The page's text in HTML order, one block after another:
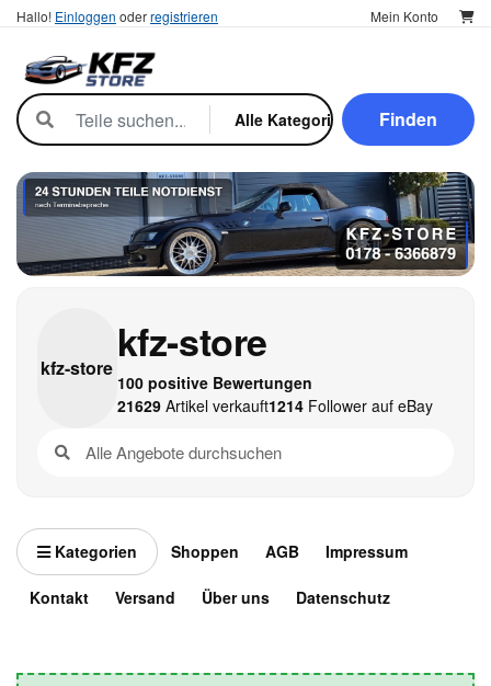
Hallo! Einloggen oderregistrieren Mein Konto
Finden
kfz-store
kfz-store
100 positive Bewertungen
21629Artikel verkauft1214Follower auf eBay
Kategorien Shoppen AGB Impressum
Kontakt Versand Über uns Datenschutz